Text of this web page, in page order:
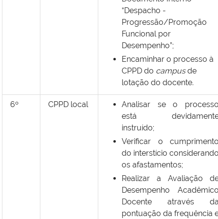
“Despacho -
Progressão/Promoção
Funcional por
Desempenho”;
Encaminhar o processo à
CPPD do campusde
lotação do docente.
6º CPPD local
Analisar se o
está
instruído;
Verificar o
do interstício
os afastamentos;
Realizar a Avaliação
Desempenho
Docente através
pontuação da frequência